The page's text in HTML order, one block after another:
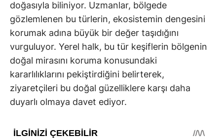
doğasıyla biliniyor. Uzmanlar, bölgede
gözlemlenen bu türlerin, ekosistemin dengesini
korumak adına büyük bir değer taşıdığını
vurguluyor. Yerel halk, bu tür keşiflerin bölgenin
doğal mirasını koruma konusundaki
kararlılıklarını pekiştirdiğini belirterek,
ziyaretçileri bu doğal güzelliklere karşı daha
duyarlı olmaya davet ediyor.